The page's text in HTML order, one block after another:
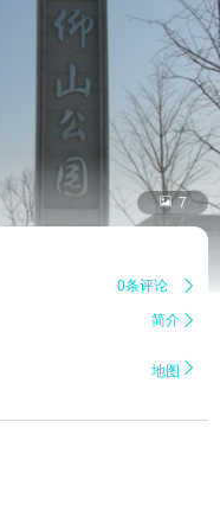
 7
0条评论 
简介 
地图 